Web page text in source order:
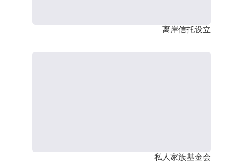
离岸信托设立
私人家族基金会